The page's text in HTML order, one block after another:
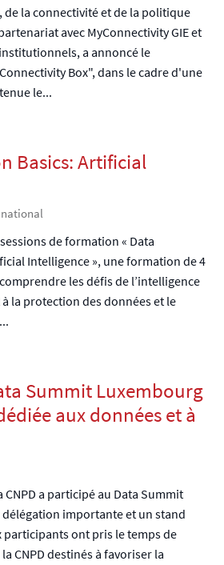
de la connectivité et de la politique
avec MyConnectivity GIE et
a annoncé le
Box", dans le cadre d'une
le...
Basics: Artificial
de formation « Data
Intelligence », une formation de 4
les défis de l’intelligence
la protection des données et le
Summit Luxembourg
aux données et à
CNPD a participé au Data Summit
importante et un stand
ont pris le temps de
CNPD destinés à favoriser la